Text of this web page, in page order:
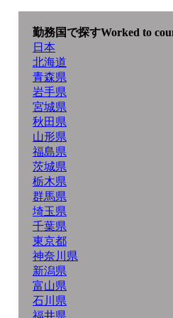
勤務国で探すWorked to
日本
北海道
青森県
岩手県
宮城県
秋田県
山形県
福島県
茨城県
栃木県
群馬県
埼玉県
千葉県
東京都
神奈川県
新潟県
富山県
石川県
福井県